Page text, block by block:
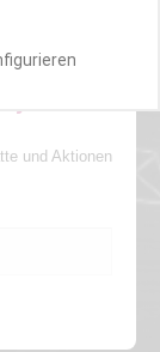
und Aktionen